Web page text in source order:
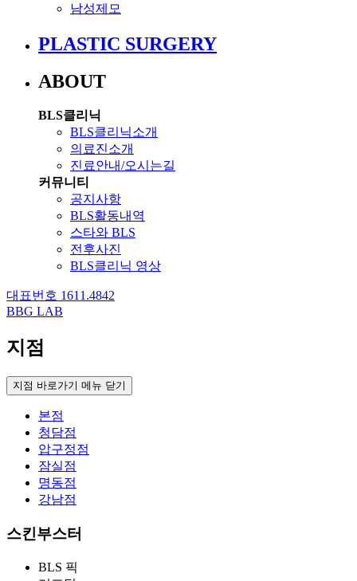
남성제모
PLASTIC SURGERY
ABOUT
BLS클리닉
BLS클리닉소개
의료진소개
진료안내/오시는길
커뮤니티
공지사항
BLS활동내역
스타와 BLS
전후사진
BLS클리닉 영상
대표번호 1611.4842
BBG LAB
지점
지점 바로가기 메뉴 닫기
본점
청담점
압구정점
잠실점
명동점
강남점
스킨부스터
BLS 픽